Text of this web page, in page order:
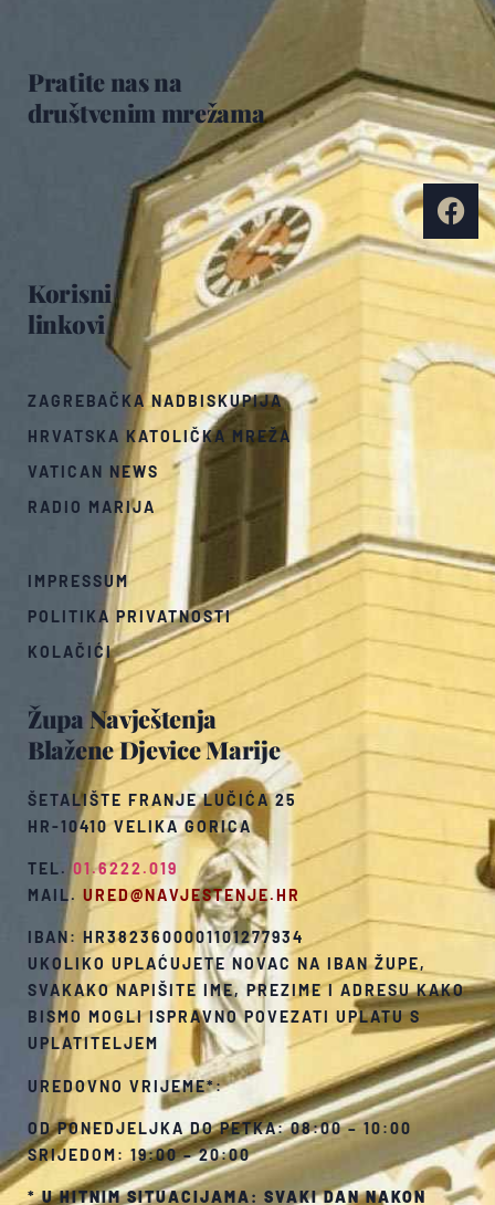
Župa Navještenja
Blažene Djevice Marije
ŠETALIŠTE FRANJE LUČIĆA 25
HR-10410 VELIKA GORICA
TEL.01.6222.019
MAIL. URED@NAVJESTENJE.HR
IBAN: HR3823600001101277934
UKOLIKO UPLAĆUJETE NOVAC NA IBAN ŽUPE,
SVAKAKO NAPIŠITE IME, PREZIME I ADRESU KAKO
BISMO MOGLI ISPRAVNO POVEZATI UPLATU S
UPLATITELJEM
UREDOVNO VRIJEME*:
OD PONEDJELJKA DO PETKA: 08:00 – 10:00
SRIJEDOM: 19:00 – 20:00
*U HITNIM SITUACIJAMA: SVAKI DAN NAKON
Korisni
linkovi
ZAGREBAČKA NADBISKUPIJA
HRVATSKA KATOLIČKA MREŽA
VATICAN NEWS
RADIO MARIJA
IMPRESSUM
POLITIKA PRIVATNOSTI
KOLAČIĆI
Pratite nas na
društvenim mrežama